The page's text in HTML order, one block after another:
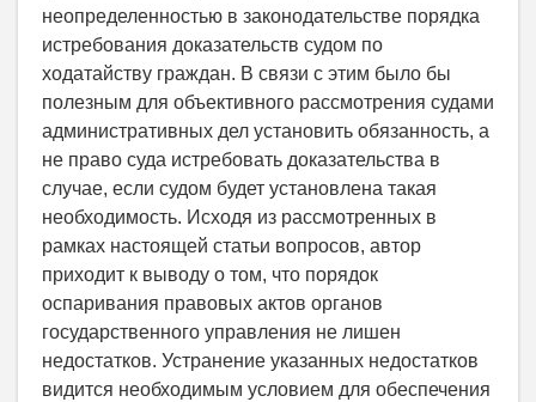
неопределенностью в законодательстве порядка
истребования доказательств судом по
ходатайству граждан. В связи с этим было бы
полезным для объективного рассмотрения судами
административных дел установить обязанность, а
не право суда истребовать доказательства в
случае, если судом будет установлена такая
необходимость. Исходя из рассмотренных в
рамках настоящей статьи вопросов, автор
приходит к выводу о том, что порядок
оспаривания правовых актов органов
государственного управления не лишен
недостатков. Устранение указанных недостатков
видится необходимым условием для обеспечения